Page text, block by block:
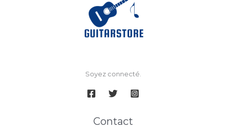
Soyez connecté.
Contact